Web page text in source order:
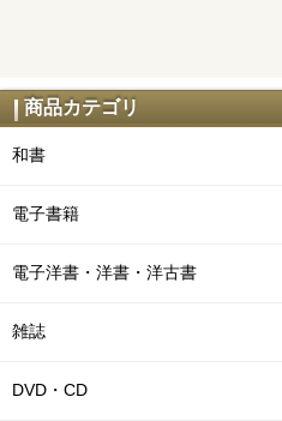
商品カテゴリ
和書
電子書籍
電子洋書・洋書・洋古書
雑誌
DVD・CD